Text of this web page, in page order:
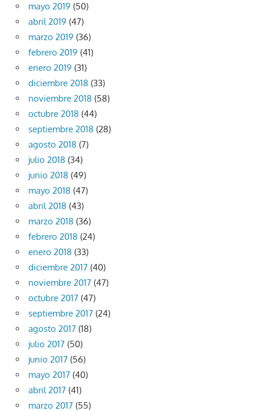
mayo 2019 (50)
abril 2019 (47)
marzo 2019 (36)
febrero 2019 (41)
enero 2019 (31)
diciembre 2018 (33)
noviembre 2018 (58)
octubre 2018 (44)
septiembre 2018 (28)
agosto 2018 (7)
julio 2018 (34)
junio 2018 (49)
mayo 2018 (47)
abril 2018 (43)
marzo 2018 (36)
febrero 2018 (24)
enero 2018 (33)
diciembre 2017 (40)
noviembre 2017 (47)
octubre 2017 (47)
septiembre 2017 (24)
agosto 2017 (18)
julio 2017 (50)
junio 2017 (56)
mayo 2017 (40)
abril 2017 (41)
marzo 2017 (55)